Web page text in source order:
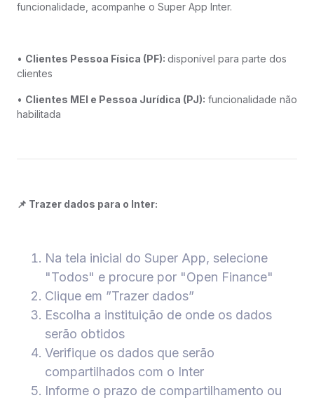
funcionalidade, acompanhe o Super App Inter.
• Clientes Pessoa Física (PF): disponível para parte dos
clientes
• Clientes MEI e Pessoa Jurídica (PJ): funcionalidade não
habilitada
📌 Trazer dados para o Inter:
Na tela inicial do Super App, selecione
"Todos" e procure por "Open Finance"
Clique em ”Trazer dados”
Escolha a instituição de onde os dados
serão obtidos
Verifique os dados que serão
compartilhados com o Inter
Informe o prazo de compartilhamento ou